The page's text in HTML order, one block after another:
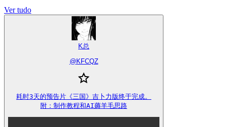
Ver tudo
K总
@ KFCQZ
耗时3天的预告片《三国》吉卜力版终于完成。
附：制作教程和AI薅羊毛思路